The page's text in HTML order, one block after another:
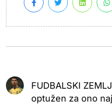
FUDBALSKI
optužen za ono